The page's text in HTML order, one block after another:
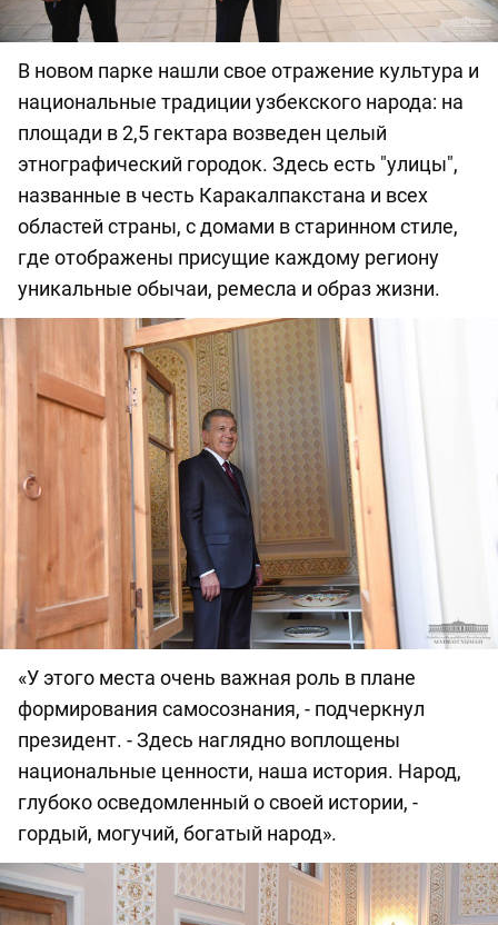
В новом парке нашли свое отражение культура и
национальные традиции узбекского народа: на
площади в 2,5 гектара возведен целый
этнографический городок. Здесь есть "улицы",
названные в честь Каракалпакстана и всех
областей страны, с домами в старинном стиле,
где отображены присущие каждому региону
уникальные обычаи, ремесла и образ жизни.
«У этого места очень важная роль в плане
формирования самосознания, - подчеркнул
президент. - Здесь наглядно воплощены
национальные ценности, наша история. Народ,
глубоко осведомленный о своей истории, -
гордый, могучий, богатый народ».